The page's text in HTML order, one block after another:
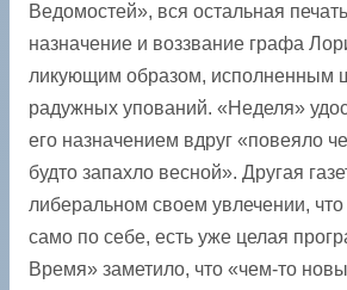
Ведомостей», вся остальная
назначение и воззвание графа
ликующим образом, исполненным
радужных упований. «Неделя»
его назначением вдруг «повеяло
будто запахло весной». Другая
либеральном своем увлечении,
само по себе, есть уже целая
Время» заметило, что «чем-то